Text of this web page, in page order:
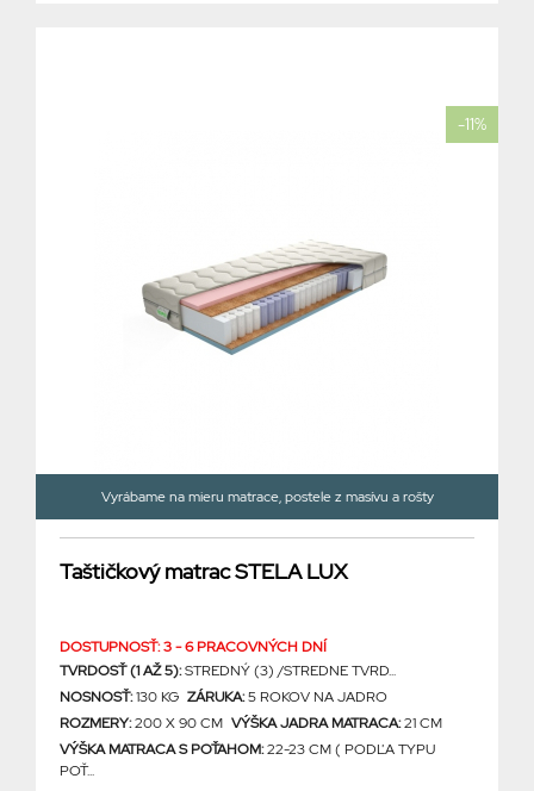
-11%
Vyrábame na mieru matrace, postele z masívu a rošty
Taštičkový matrac STELA LUX
DOSTUPNOSŤ: 3 - 6 PRACOVNÝCH DNÍ
TVRDOSŤ (1 AŽ 5):STREDNÝ (3) /STREDNE TVRD...
NOSNOSŤ:130 KG ZÁRUKA:5 ROKOV NA JADRO
ROZMERY:200 X 90 CM VÝŠKA JADRA MATRACA:21 CM
VÝŠKA MATRACA S POŤAHOM:22-23 CM ( PODĽA TYPU
POŤ...